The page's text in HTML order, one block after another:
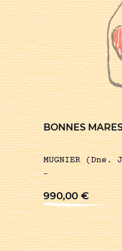
BONNES
MUGNIER
-
990,00€